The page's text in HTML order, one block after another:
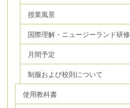
授業風景
国際理解・ニュージーランド研修
月間予定
制服および校則について
使用教科書